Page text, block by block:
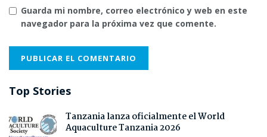
Guarda mi nombre, correo electrónico y web en este
navegador para la próxima vez que comente.
Top Stories
Tanzania lanza oficialmente el World
Aquaculture Tanzania 2026